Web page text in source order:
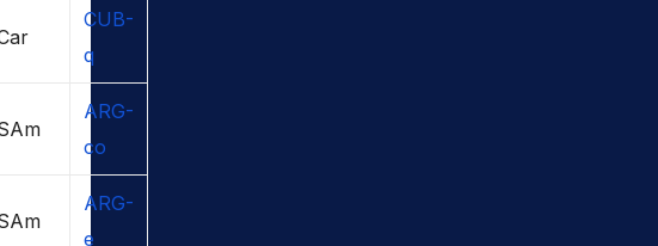
CUB-
q
ARG-
co
ARG-
e